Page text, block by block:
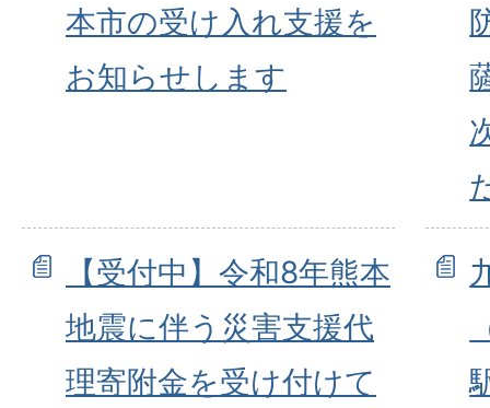
本市の受け入れ支援を
お知らせします
【受付中】令和8年熊本
地震に伴う災害支援代
理寄附金を受け付けて